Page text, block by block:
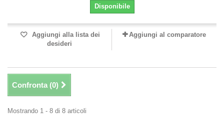
Disponibile
Aggiungi alla lista dei
desideri
Aggiungi al comparatore
Confronta (0)
Mostrando 1 - 8 di 8 articoli